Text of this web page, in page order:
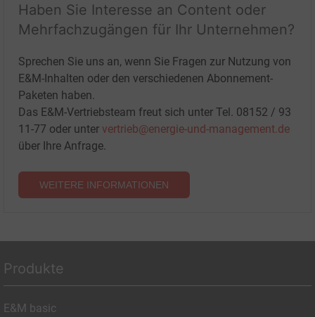
Haben Sie Interesse an Content oder
Mehrfachzugängen für Ihr Unternehmen?
Sprechen Sie uns an, wenn Sie Fragen zur Nutzung von
E&M-Inhalten oder den verschiedenen Abonnement-
Paketen haben.
Das E&M-Vertriebsteam freut sich unter Tel. 08152 / 93
11-77 oder unter vertrieb@energie-und-management.de
über Ihre Anfrage.
WEITERE INFORMATIONEN
Produkte
E&M basic